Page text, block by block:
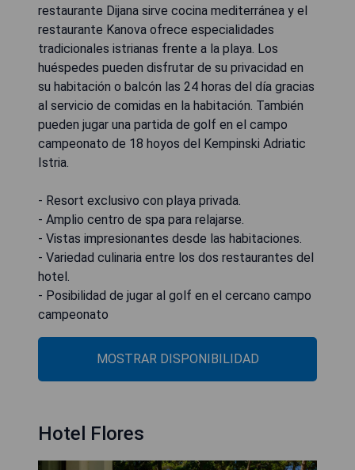
restaurante Dijana sirve cocina mediterránea y el
restaurante Kanova ofrece especialidades
tradicionales istrianas frente a la playa. Los
huéspedes pueden disfrutar de su privacidad en
su habitación o balcón las 24 horas del día gracias
al servicio de comidas en la habitación. También
pueden jugar una partida de golf en el campo
campeonato de 18 hoyos del Kempinski Adriatic
Istria.
- Resort exclusivo con playa privada.
- Amplio centro de spa para relajarse.
- Vistas impresionantes desde las habitaciones.
- Variedad culinaria entre los dos restaurantes del
hotel.
- Posibilidad de jugar al golf en el cercano campo
campeonato
MOSTRAR DISPONIBILIDAD
Hotel Flores